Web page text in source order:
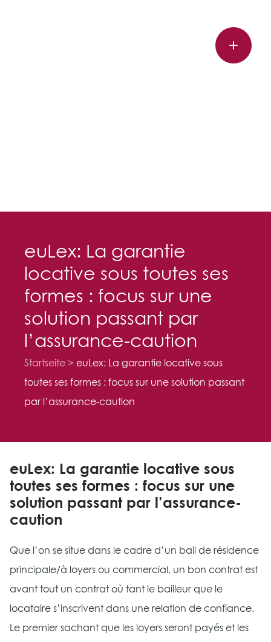
euLex: La garantie
locative sous toutes ses
formes : focus sur une
solution passant par
l’assurance-caution
Startseite
euLex: La garantie locative sous
toutes ses formes : focus sur une solution passant
par l’assurance-caution
euLex: La garantie locative sous
toutes ses formes : focus sur une
solution passant par l’assurance-
caution
Que l’on se situe dans le cadre d’un bail de résidence
principale/à loyers ou commercial, un bon contrat est
avant tout un contrat où tant le bailleur que le
locataire s’inscrivent dans une relation de confiance.
Le premier sachant que les loyers seront payés et les